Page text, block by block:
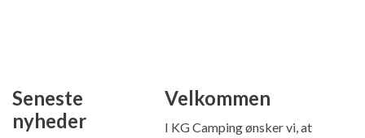
Seneste
nyheder
Velkommen
I KG Camping ønsker vi, at